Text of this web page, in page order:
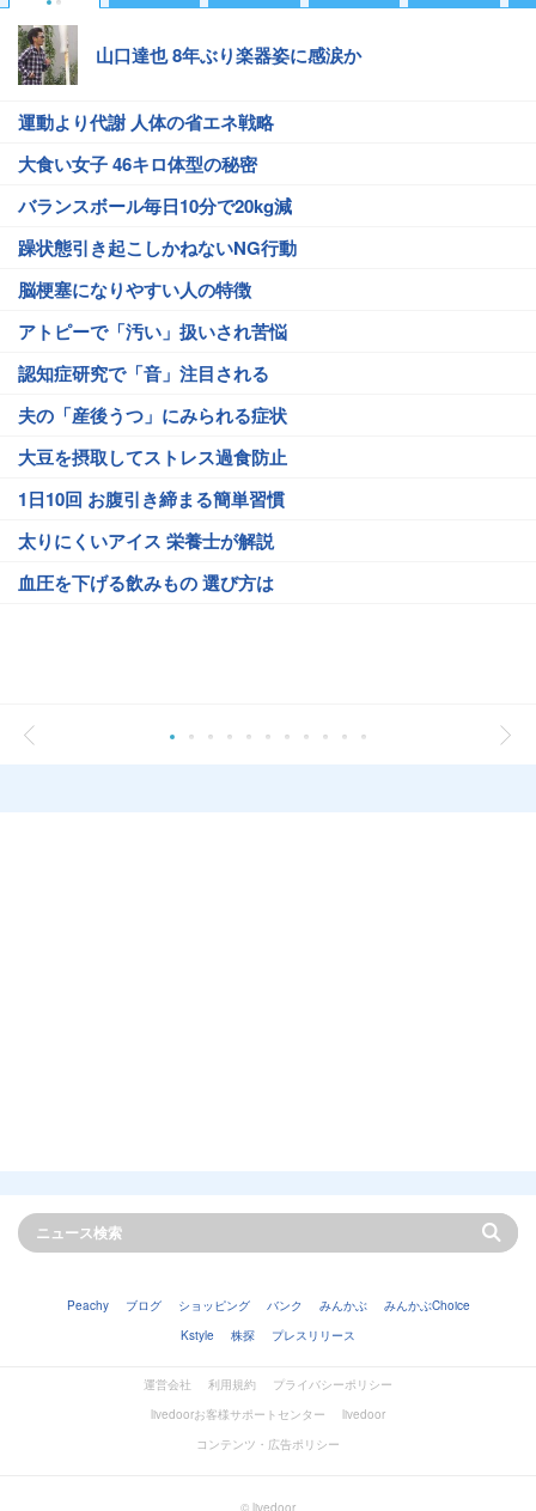
山口達也 8年ぶり楽器姿に感涙か
運動より代謝 人体の省エネ戦略
大食い女子 46キロ体型の秘密
バランスボール毎日10分で20kg減
躁状態引き起こしかねないNG行動
脳梗塞になりやすい人の特徴
アトピーで「汚い」扱いされ苦悩
認知症研究で「音」注目される
夫の「産後うつ」にみられる症状
大豆を摂取してストレス過食防止
1日10回 お腹引き締まる簡単習慣
太りにくいアイス 栄養士が解説
血圧を下げる飲みもの 選び方は
Peachy ブログ ショッピング バンク みんかぶ
みんかぶChoice
Kstyle
株探 プレスリリース
運営会社 利用規約
プライバシーポリシー
livedoorお客様サポートセンター
livedoor
コンテンツ・広告ポリシー
© livedoor